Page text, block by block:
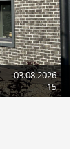
03.08.2026
15